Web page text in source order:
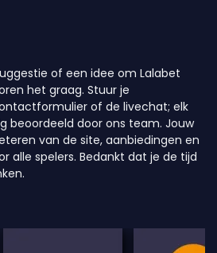
of een idee om Lalabet
het graag. Stuur je
of de livechat; elk
beoordeeld door ons team. Jouw
van de site, aanbiedingen en
alle spelers. Bedankt dat je de tijd